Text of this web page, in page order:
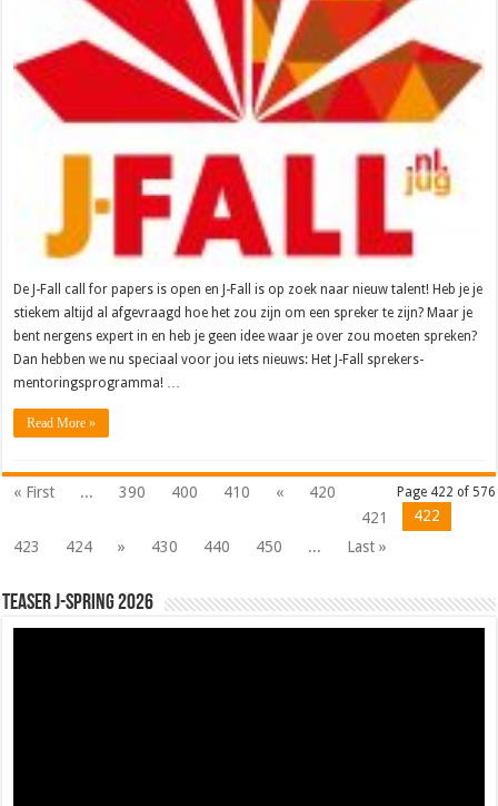
De J-Fall call for papers is open en J-Fall is op zoek naar nieuw talent! Heb je je
stiekem altijd al afgevraagd hoe het zou zijn om een spreker te zijn? Maar je
bent nergens expert in en heb je geen idee waar je over zou moeten spreken?
Dan hebben we nu speciaal voor jou iets nieuws: Het J-Fall sprekers-
mentoringsprogramma! …
Read More »
Page 422 of 576
« First ... 390 400 410 «
420
421
422
423
424 » 430 440 450 ... Last »
Teaser J-Spring 2026